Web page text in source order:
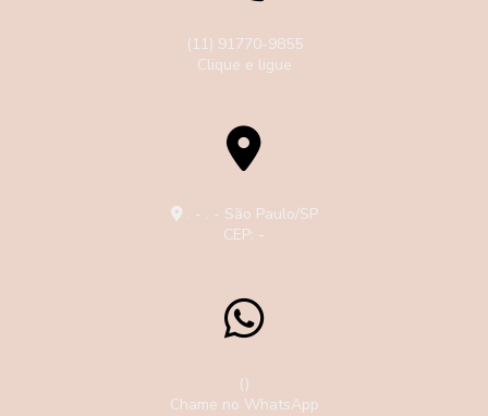
(11) 91770-9855
Clique e ligue
. - . - São Paulo/SP
CEP: -
()
Chame no WhatsApp